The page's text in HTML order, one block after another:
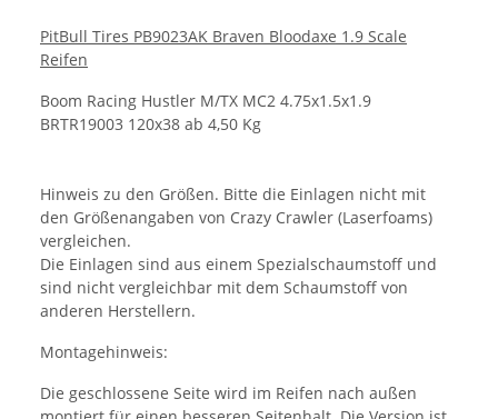
PitBull Tires PB9023AK Braven Bloodaxe 1.9 Scale
Reifen
Boom Racing Hustler M/TX MC2 4.75x1.5x1.9
BRTR19003 120x38 ab 4,50 Kg
Hinweis zu den Größen. Bitte die Einlagen nicht mit
den Größenangaben von Crazy Crawler (Laserfoams)
vergleichen.
Die Einlagen sind aus einem Spezialschaumstoff und
sind nicht vergleichbar mit dem Schaumstoff von
anderen Herstellern.
Montagehinweis:
Die geschlossene Seite wird im Reifen nach außen